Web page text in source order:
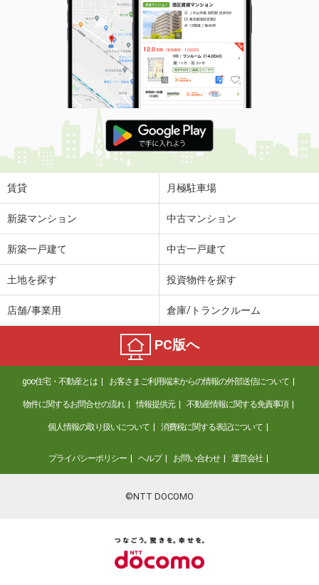
賃貸 月極駐車場
新築マンション 中古マンション
新築一戸建て 中古一戸建て
土地を探す 投資物件を探す
店舗/事業用 倉庫/トランクルーム
PC版へ
goo住宅・不動産とは お客さまご利用端末からの情報の外部送信について
物件に関するお問合せの流れ 情報提供元 不動産情報に関する免責事項
個人情報の取り扱いについて 消費税に関する表記について
プライバシーポリシー ヘルプ お問い合わせ 運営会社
©NTT DOCOMO